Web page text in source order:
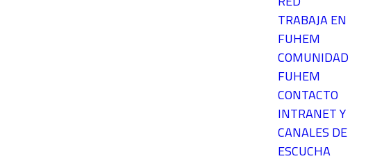
TRABAJA EN
FUHEM
COMUNIDAD
FUHEM
CONTACTO
INTRANET Y
CANALES DE
ESCUCHA